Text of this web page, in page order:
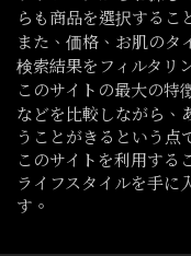
らも商品を選択するこ
また、価格、お肌のタ
検索結果をフィルタリ
このサイトの最大の特
などを比較しながら、
うことがきるという点
このサイトを利用する
ライフスタイルを手に
す。